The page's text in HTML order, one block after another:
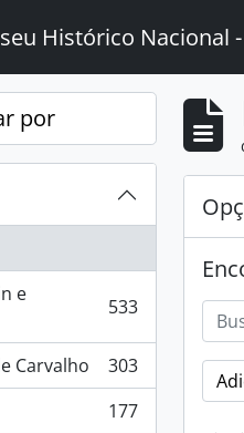
Histórico Nacional
por
e
533
Carvalho
303
177